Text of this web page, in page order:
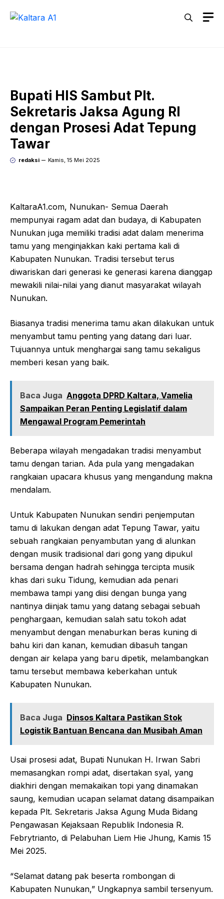
Bupati HIS Sambut Plt.
Sekretaris Jaksa Agung RI
dengan Prosesi Adat Tepung
Tawar
redaksi Kamis, 15 Mei 2025
KaltaraA1.com, Nunukan- Semua Daerah
mempunyai ragam adat dan budaya, di Kabupaten
Nunukan juga memiliki tradisi adat dalam menerima
tamu yang menginjakkan kaki pertama kali di
Kabupaten Nunukan. Tradisi tersebut terus
diwariskan dari generasi ke generasi karena dianggap
mewakili nilai-nilai yang dianut masyarakat wilayah
Nunukan.
Biasanya tradisi menerima tamu akan dilakukan untuk
menyambut tamu penting yang datang dari luar.
Tujuannya untuk menghargai sang tamu sekaligus
memberi kesan yang baik.
Baca Juga Anggota DPRD Kaltara, Vamelia
Sampaikan Peran Penting Legislatif dalam
Mengawal Program Pemerintah
Beberapa wilayah mengadakan tradisi menyambut
tamu dengan tarian. Ada pula yang mengadakan
rangkaian upacara khusus yang mengandung makna
mendalam.
Untuk Kabupaten Nunukan sendiri penjemputan
tamu di lakukan dengan adat Tepung Tawar, yaitu
sebuah rangkaian penyambutan yang di alunkan
dengan musik tradisional dari gong yang dipukul
bersama dengan hadrah sehingga tercipta musik
khas dari suku Tidung, kemudian ada penari
membawa tampi yang diisi dengan bunga yang
nantinya diinjak tamu yang datang sebagai sebuah
penghargaan, kemudian salah satu tokoh adat
menyambut dengan menaburkan beras kuning di
bahu kiri dan kanan, kemudian dibasuh tangan
dengan air kelapa yang baru dipetik, melambangkan
tamu tersebut membawa keberkahan untuk
Kabupaten Nunukan.
Baca Juga Dinsos Kaltara Pastikan Stok
Logistik Bantuan Bencana dan Musibah Aman
Usai prosesi adat, Bupati Nunukan H. Irwan Sabri
memasangkan rompi adat, disertakan syal, yang
diakhiri dengan memakaikan topi yang dinamakan
saung, kemudian ucapan selamat datang disampaikan
kepada Plt. Sekretaris Jaksa Agung Muda Bidang
Pengawasan Kejaksaan Republik Indonesia R.
Febrytrianto, di Pelabuhan Liem Hie Jhung, Kamis 15
Mei 2025.
“Selamat datang pak beserta rombongan di
Kabupaten Nunukan,” Ungkapnya sambil tersenyum.